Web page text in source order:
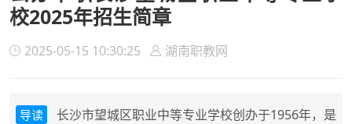
校2025年招生简章
2025-05-15 10:30:25 湖南职教网
导读
长沙市望城区职业中等专业学校创办于1956年，是